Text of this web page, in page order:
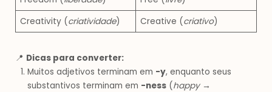
Creativity (criatividade) Creative (criativo)
📍 Dicas para converter:
Muitos adjetivos terminam em -y, enquanto seus
substantivos terminam em -ness (happy →